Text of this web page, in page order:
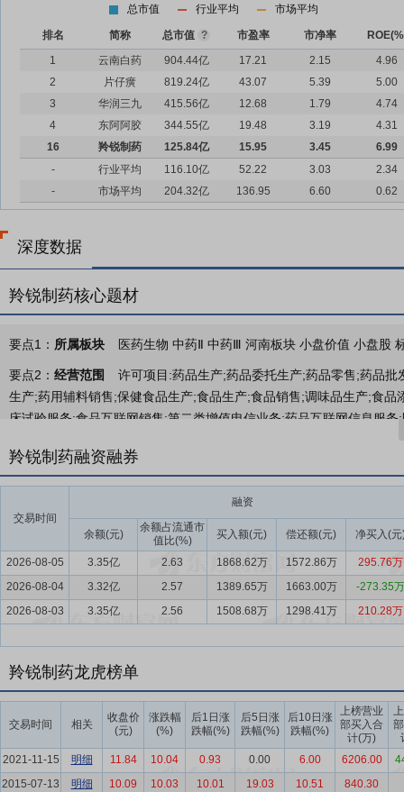
总市值 行业平均 市场平均
排名 简称 总市值 ? 市盈率 市净率
1
云南白药 904.44亿 17.21 2.15
4.96
2
片仔癀 819.24亿 43.07 5.39
5.00
3
华润三九 415.56亿 12.68 1.79
4.74
4
东阿阿胶 344.55亿 19.48 3.19
4.31
16
羚锐制药 125.84亿 15.95 3.45
6.99
-
行业平均 116.10亿 52.22 3.03
2.34
-
市场平均 204.32亿 136.95 6.60 0.62
深度数据
羚锐制药核心题材
要点1： 所属板块 医药生物 中药Ⅱ 中药Ⅲ 河南板块 小盘价值 小盘股
要点2： 经营范围
许可项目:药品生产;药品委托生产;药品零售;药品
生产;药用辅料销售;保健食品生产;食品生产;食品销售;调味品生产;食
床试验服务;食品互联网销售;第二类增值电信业务;药品互联网信息服
健食品(预包装)销售;食品添加剂销售;特殊医学用途配方食品销售;体
日用化学产品制造;日用化学产品销售;日用杂品制造;日用杂品销售;化
询、技术交流、技术转让、技术推广;技术进出口;货物进出口;信息咨
地产租赁;租赁服务(不含许可类租赁服务)(除依法须经批准的项目外,凭
要点3：药品的研发、生产与销售 公司主要业务包括药品的研发、
要点4：健康消费品业务
公司在骨科领域具有显著优势。我国骨关
白皮书》数据显示，在 60 岁以上的人群中，约55%患有骨关节炎，
要点5：处方药业务
随着我国疾病谱的持续演变，慢性病已成为影
脑血管疾病、癌症、糖尿病、慢性呼吸系统疾病四大疾病为代表的重
疾病、过敏性鼻炎、糖尿病、癌症等慢性病领域，代表产品有培元通
要点6：医药行业
医药行业是国民经济的重要组成部分，是关系国
位置，为医药健康事业发展锚定方向。2025年作为“十四五”规划收官
羚锐制药融资融券
交易时间
融资
余额(元)
余额占流通市
值比(%)
买入额(元) 偿还额(元) 净买入(元
2026-08-05 3.35亿 2.63 1868.62万 1572.86万
295.76万
2026-08-04
3.32亿 2.57 1389.65万 1663.00万
-273.35万
2026-08-03
3.35亿 2.56 1508.68万 1298.41万 210.28万
羚锐制药龙虎榜单
交易时间 相关
收盘价
(元)
涨跌幅
(%)
后1日涨
跌幅(%)
后5日涨
跌幅(%)
后10日涨
跌幅(%)
上榜营业
部买入合
计(万)
2021-11-15
明细 11.84 10.04 0.93 0.00 6.00 6206.00
2015-07-13
明细 10.09 10.03 10.01 19.03 10.51
840.30